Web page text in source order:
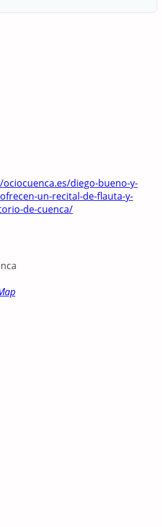
diego-bueno-y-
un-recital-de-flauta-y-
de-cuenca/